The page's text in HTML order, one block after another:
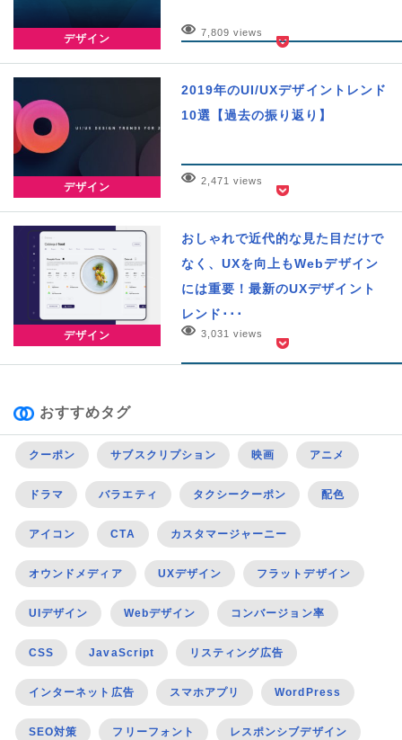
デザイン 7,809 views
デザイン
2019年のUI/UXデザイントレンド
10選【過去の振り返り】
2,471 views
デザイン
おしゃれで近代的な見た目だけで
なく、UXを向上もWebデザイン
には重要！最新のUXデザイント
レンド･･･
3,031 views
おすすめタグ
クーポン サブスクリプション 映画 アニメ
ドラマ バラエティ タクシークーポン 配色
アイコン CTA カスタマージャーニー
オウンドメディア UXデザイン フラットデザイン
UIデザイン Webデザイン コンバージョン率
CSS JavaScript リスティング広告
インターネット広告 スマホアプリ WordPress
SEO対策 フリーフォント レスポンシブデザイン